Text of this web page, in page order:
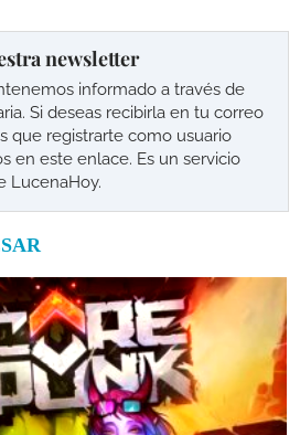
newsletter
informado a través de
Si deseas recibirla en tu correo
que registrarte como usuario
en este enlace. Es un servicio
LucenaHoy.